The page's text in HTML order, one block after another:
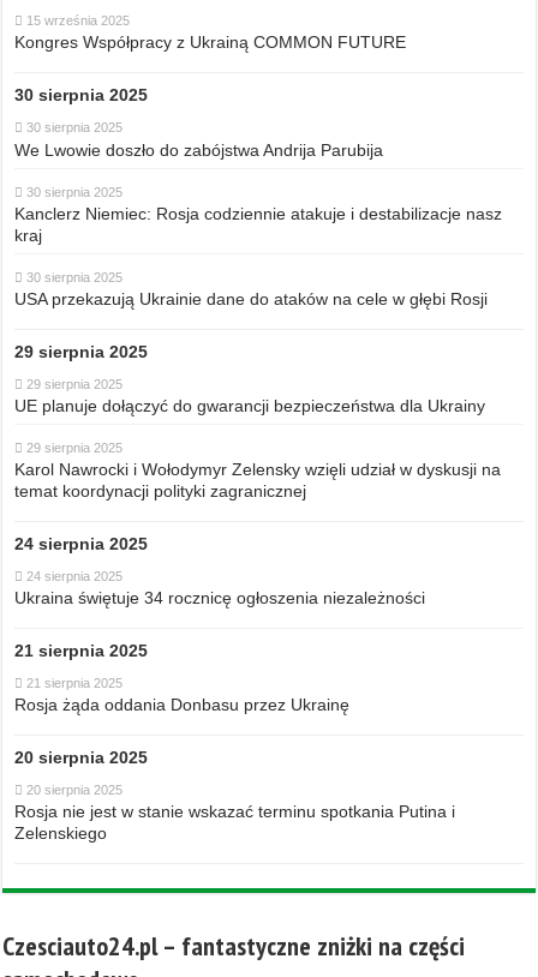
15 września 2025
Kongres Współpracy z Ukrainą COMMON FUTURE
30 sierpnia 2025
30 sierpnia 2025
We Lwowie doszło do zabójstwa Andrija Parubija
30 sierpnia 2025
Kanclerz Niemiec: Rosja codziennie atakuje i destabilizacje nasz
kraj
30 sierpnia 2025
USA przekazują Ukrainie dane do ataków na cele w głębi Rosji
29 sierpnia 2025
29 sierpnia 2025
UE planuje dołączyć do gwarancji bezpieczeństwa dla Ukrainy
29 sierpnia 2025
Karol Nawrocki i Wołodymyr Zelensky wzięli udział w dyskusji na
temat koordynacji polityki zagranicznej
24 sierpnia 2025
24 sierpnia 2025
Ukraina świętuje 34 rocznicę ogłoszenia niezależności
21 sierpnia 2025
21 sierpnia 2025
Rosja żąda oddania Donbasu przez Ukrainę
20 sierpnia 2025
20 sierpnia 2025
Rosja nie jest w stanie wskazać terminu spotkania Putina i
Zelenskiego
Czesciauto24.pl – fantastyczne zniżki na części